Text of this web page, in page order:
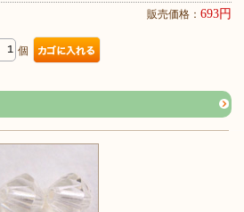
販売価格： 693円
個